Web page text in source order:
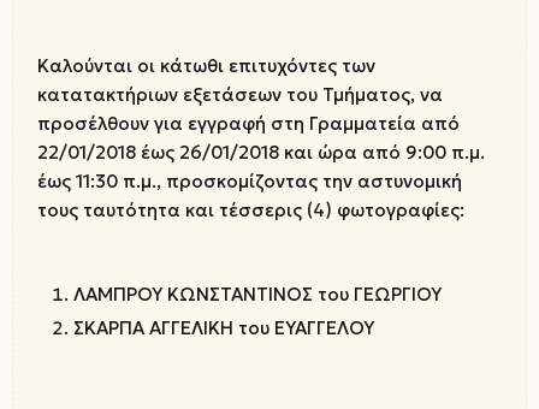
Καλούνται οι κάτωθι επιτυχόντες των
κατατακτήριων εξετάσεων του Τμήματος, να
προσέλθουν για εγγραφή στη Γραμματεία από
22/01/2018 έως 26/01/2018 και ώρα από 9:00 π.μ.
έως 11:30 π.μ., προσκομίζοντας την αστυνομική
τους ταυτότητα και τέσσερις (4) φωτογραφίες:
ΛΑΜΠΡΟΥ ΚΩΝΣΤΑΝΤΙΝΟΣ του ΓΕΩΡΓΙΟΥ
ΣΚΑΡΠΑ ΑΓΓΕΛΙΚΗ του ΕΥΑΓΓΕΛΟΥ